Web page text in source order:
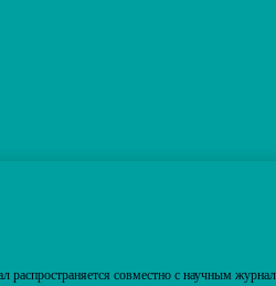
распространяется совместно с научным